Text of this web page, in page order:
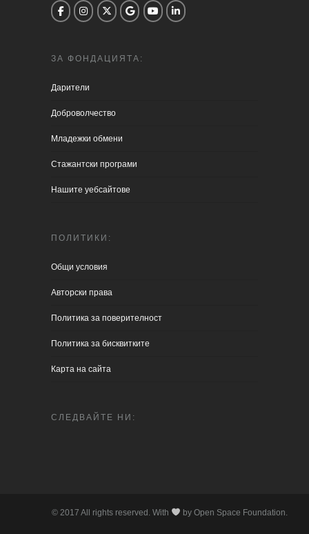
ЗА ФОНДАЦИЯТА:
Дарители
Доброволчество
Младежки обмени
Стажантски програми
Нашите уебсайтове
ПОЛИТИКИ:
Общи условия
Aвторски права
Политика за поверителност
Политика за бисквитките
Карта на сайта
СЛЕДВАЙТЕ НИ:
© 2017 All rights reserved. With by Open Space Foundation.